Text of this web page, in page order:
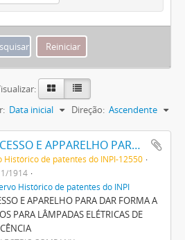
Data inicial Direção: Ascendente
UM PROCESSO E APPARELHO PARA DAR FORMA A FILAMENTOS PARA LAMPADAS ELECTRICAS DE INCANDESCENCIA
Histórico de patentes do INPI-12550
1914
Histórico de patentes do INPI
E APARELHO PARA DAR FORMA A
PARA LÂMPADAS ELÉTRICAS DE